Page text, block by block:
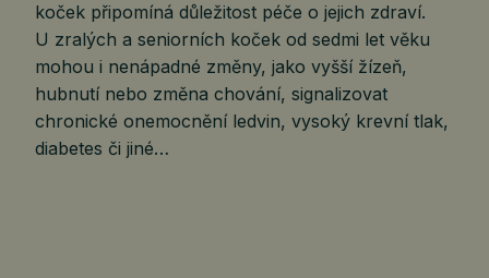
koček připomíná důležitost péče o jejich zdraví.
U zralých a seniorních koček od sedmi let věku
mohou i nenápadné změny, jako vyšší žízeň,
hubnutí nebo změna chování, signalizovat
chronické onemocnění ledvin, vysoký krevní tlak,
diabetes či jiné…